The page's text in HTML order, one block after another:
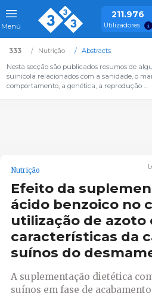
Menú
211.976
Utilizadores
333 Nutrição
Abstracts
Nesta secção são publicados resumos de
suinícola relacionados com a sanidade, o
comportamento, a genética, a reprodução …
Nutrição
Efeito da
ácido benzoico no
utilização de azoto
características da
suínos do
A suplementação dietética
suínos em fase de